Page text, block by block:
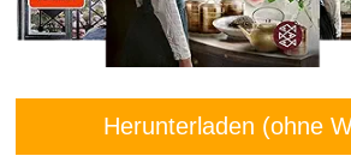
Herunterladen (ohne